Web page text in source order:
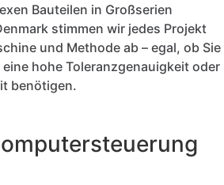
Bauteilen in Großserien
stimmen wir jedes Projekt
und Methode ab – egal, ob Sie
hohe Toleranzgenauigkeit oder
benötigen.